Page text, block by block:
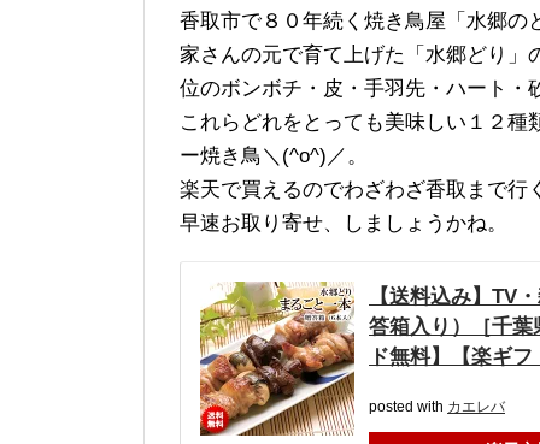
香取市で８０年続く焼き鳥屋「水郷の
家さんの元で育て上げた「水郷どり
位のボンボチ・皮・手羽先・ハート・
これらどれをとっても美味しい１２
ー焼き鳥＼(^o^)／。
楽天で買えるのでわざわざ香取まで行
早速お取り寄せ、しましょうかね。
【送料込み】TV
答箱入り）［千
ド無料】【楽ギ
posted with カエレバ